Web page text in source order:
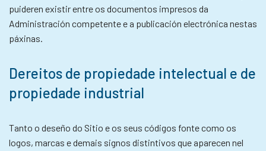
puideren existir entre os documentos impresos da
Administración competente e a publicación electrónica nestas
páxinas.
Dereitos de propiedade intelectual e de
propiedade industrial
Tanto o deseño do Sitio e os seus códigos fonte como os
logos, marcas e demais signos distintivos que aparecen nel